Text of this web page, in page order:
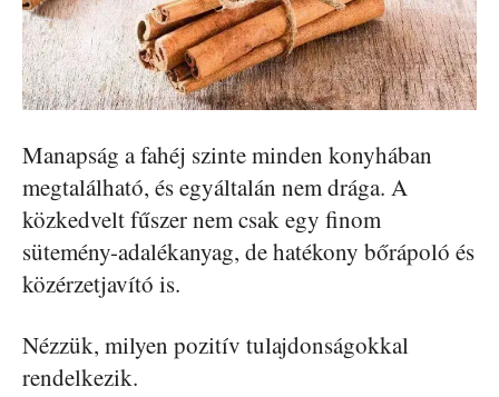
Manapság a fahéj szinte minden konyhában
megtalálható, és egyáltalán nem drága. A
közkedvelt fűszer nem csak egy finom
sütemény-adalékanyag, de hatékony bőrápoló és
közérzetjavító is.
Nézzük, milyen pozitív tulajdonságokkal
rendelkezik.